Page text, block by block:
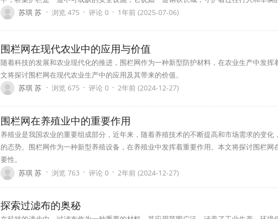
苏琪 苏 · 浏览 475 · 评论 0 · 1年前 (2025-07-06)
围栏网在现代农业中的应用与价值
随着科技的发展和农业现代化的推进，围栏网作为一种新型防护材料，在农业生产中发挥
文将探讨围栏网在现代农业生产中的应用及其带来的价值。
苏琪 苏 · 浏览 675 · 评论 0 · 2年前 (2024-12-27)
围栏网在养殖业中的重要作用
养殖业是我国农业的重要组成部分，近年来，随着养殖技术的不断提高和市场需求的变化
的态势。围栏网作为一种新型养殖设备，在养殖业中发挥着重要作用。本文将探讨围栏网
要性。
苏琪 苏 · 浏览 763 · 评论 0 · 2年前 (2024-12-27)
探索过滤布的奥秘